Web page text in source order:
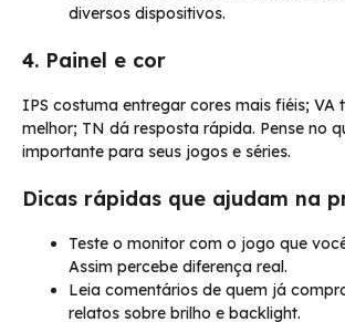
diversos dispositivos.
4. Painel e cor
IPS costuma entregar cores mais fiéis; VA
melhor; TN dá resposta rápida. Pense no
importante para seus jogos e séries.
Dicas rápidas que ajudam na
Teste o monitor com o jogo que
Assim percebe diferença real.
Leia comentários de quem já
relatos sobre brilho e backlight.